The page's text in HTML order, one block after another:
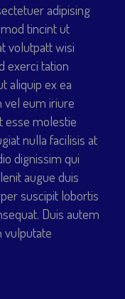
adipising
tincint ut
volutpatt wisi
exerci tation
aliquip ex ea
vel eum iriure
esse molestie
nulla facilisis at
dignissim qui
augue duis
suscipit lobortis
Duis autem
vulputate